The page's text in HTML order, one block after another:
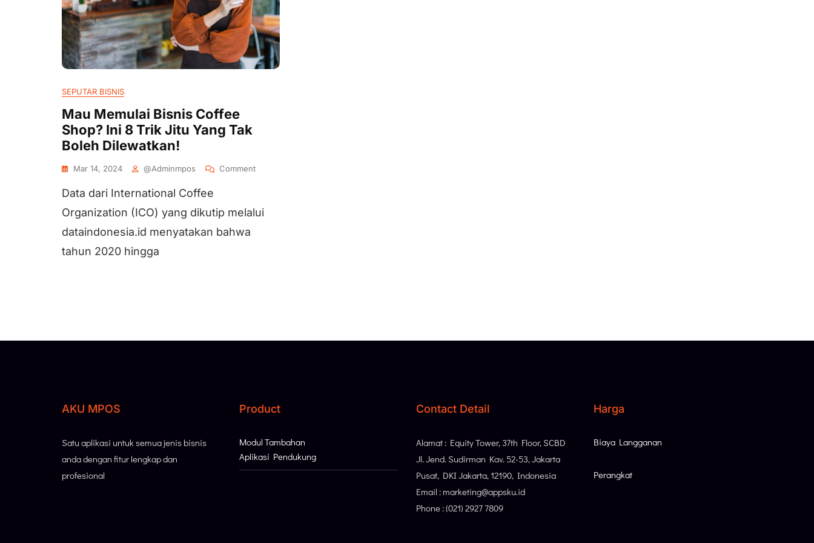
SEPUTAR BISNIS
Mau Memulai Bisnis Coffee
Shop? Ini 8 Trik Jitu Yang Tak
Boleh Dilewatkan!
Mar 14, 2024 @adminmpos Comment
Data dari International Coffee
Organization (ICO) yang dikutip melalui
dataindonesia.id menyatakan bahwa
tahun 2020 hingga
AKU MPOS
Satu aplikasi untuk semua jenis bisnis
anda dengan fitur lengkap dan
profesional
Product
Modul Tambahan
Aplikasi Pendukung
Contact Detail
Alamat : Equity Tower, 37th Floor, SCBD
Jl. Jend. Sudirman Kav. 52-53, Jakarta
Pusat, DKI Jakarta, 12190, Indonesia
Email : marketing@appsku.id
Phone : (021) 2927 7809
Harga
Biaya Langganan
Perangkat